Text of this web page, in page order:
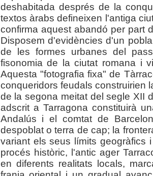
deshabitada després de la
textos àrabs defineixen l'antiga
confirma aquest abandó per part
Disposem d'evidències d'un
de les formes urbanes del
fisonomia de la ciutat romana i
Aquesta "fotografia fixa" de
conqueridors feudals construirien
de la segona meitat del segle XII
adscrit a Tarragona constituirà
Andalús i el comtat de
despoblat o terra de cap; la
variant els seus límits geogràfics
procés històric, l'antic ager
en diferents realitats locals,